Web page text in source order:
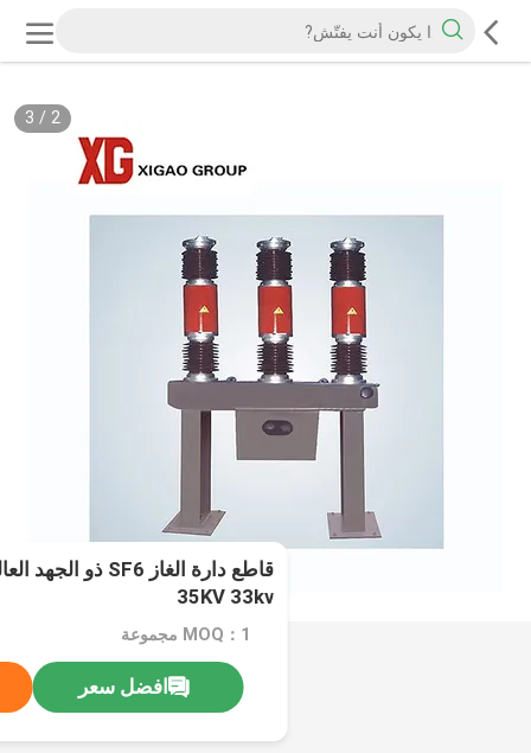
2
/
3
35KV 33kv
MOQ：1 مجموعة
افضل سعر